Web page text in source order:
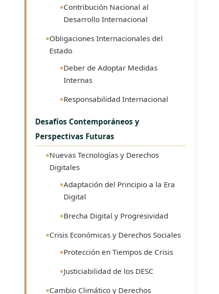
Contribución Nacional al
Desarrollo Internacional
Obligaciones Internacionales del
Estado
Deber de Adoptar Medidas
Internas
Responsabilidad Internacional
Desafíos Contemporáneos y
Perspectivas Futuras
Nuevas Tecnologías y Derechos
Digitales
Adaptación del Principio a la Era
Digital
Brecha Digital y Progresividad
Crisis Económicas y Derechos Sociales
Protección en Tiempos de Crisis
Justiciabilidad de los DESC
Cambio Climático y Derechos